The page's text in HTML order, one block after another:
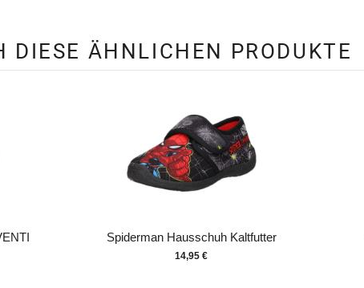
DIESE ÄHNLICHEN PRODUKTE
Spiderman Hausschuh Kaltfutter
14,95 €